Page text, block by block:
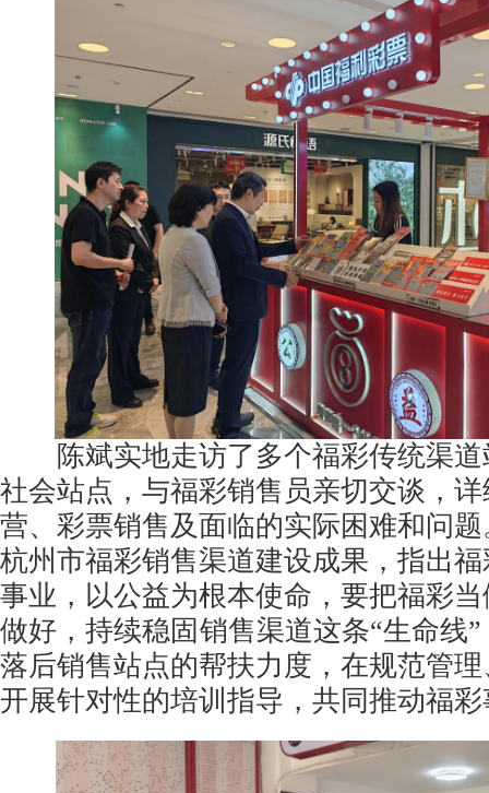
陈斌实地走访了多个福彩传统渠道
社会站点，与福彩销售员亲切交谈，
营、彩票销售及面临的实际困难和问
杭州市福彩销售渠道建设成果，指出
事业，以公益为根本使命，要把福彩
做好，持续稳固销售渠道这条“生命线
落后销售站点的帮扶力度，在规范管
开展针对性的培训指导，共同推动福